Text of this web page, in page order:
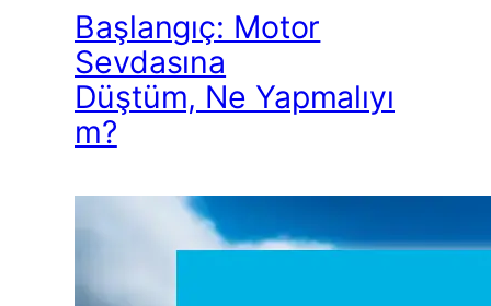
Başlangıç: Motor
Sevdasına
Düştüm, Ne Yapmalıyı
m?